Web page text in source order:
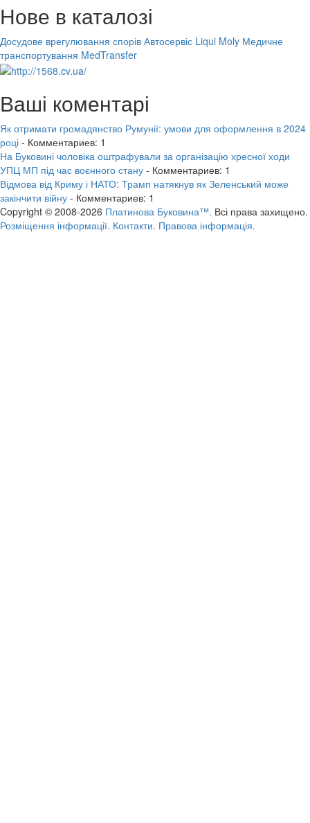
Нове в каталозі
Досудове врегулювання спорів Автосервіс Liqui Moly Медичне
транспортування MedTransfer
Ваші коментарі
Як отримати громадянство Румунії: умови для оформлення в 2024
році - Комментариев: 1
На Буковині чоловіка оштрафували за організацію хресної ходи
УПЦ МП під час воєнного стану - Комментариев: 1
Відмова від Криму і НАТО: Трамп натякнув як Зеленський може
закінчити війну - Комментариев: 1
Copyright © 2008-2026 Платинова Буковина™. Всі права захищено.
Розміщення інформації. Контакти. Правова інформація.